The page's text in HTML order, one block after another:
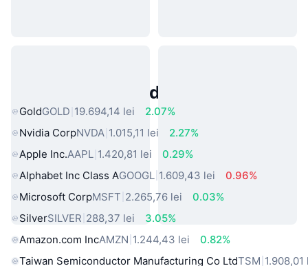
Active Populare din Lumea Reală
GoldGOLD 19.694,14 lei
2.07%
Nvidia CorpNVDA 1.015,11 lei
2.27%
Apple Inc.AAPL 1.420,81 lei
0.29%
Alphabet Inc Class AGOOGL 1.609,43 lei
0.96%
Microsoft CorpMSFT 2.265,76 lei
0.03%
SilverSILVER 288,37 lei
3.05%
Amazon.com IncAMZN 1.244,43 lei
0.82%
Taiwan Semiconductor Manufacturing Co LtdTSM 1.908,01